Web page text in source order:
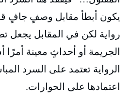
يكون أبطأ مقابل وصفٍ جافٍ
رواية لكن في المقابل يجعل
الجريمة أو أحداثٍ معينة
الرواية تعتمد على السرد
اعتمادها على الحوارات.